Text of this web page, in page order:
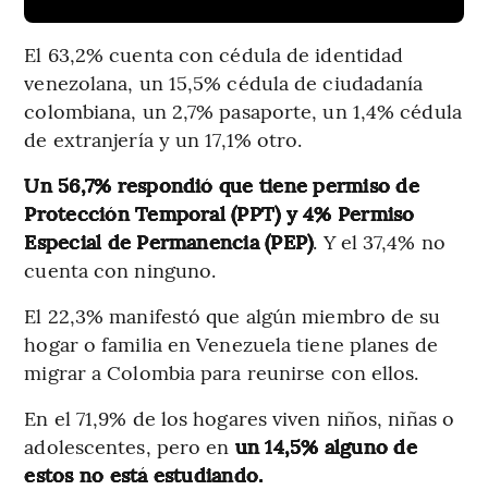
El 63,2% cuenta con cédula de identidad
venezolana, un 15,5% cédula de ciudadanía
colombiana, un 2,7% pasaporte, un 1,4% cédula
de extranjería y un 17,1% otro.
Un 56,7% respondió que tiene permiso de
Protección Temporal (PPT) y 4% Permiso
Especial de Permanencia (PEP). Y el 37,4% no
cuenta con ninguno.
El 22,3% manifestó que algún miembro de su
hogar o familia en Venezuela tiene planes de
migrar a Colombia para reunirse con ellos.
En el 71,9% de los hogares viven niños, niñas o
adolescentes, pero en un 14,5% alguno de
estos no está estudiando.